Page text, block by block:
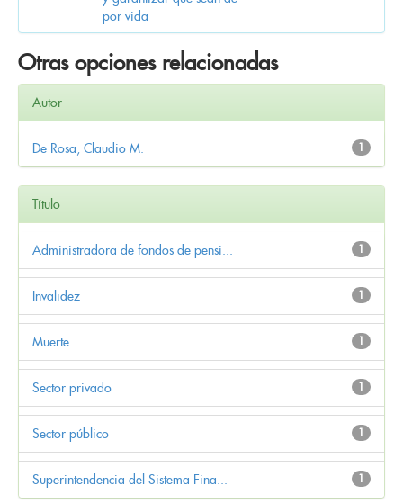
por vida
Otras opciones relacionadas
Autor
1
De Rosa, Claudio M.
Título
1
Administradora de fondos de pensi...
1
Invalidez
1
Muerte
1
Sector privado
1
Sector público
1
Superintendencia del Sistema Fina...